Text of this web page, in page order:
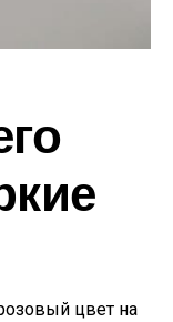
цвет на